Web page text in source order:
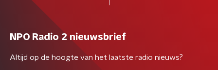
NPO Radio 2 nieuwsbrief
Altijd op de hoogte van het laatste radio nieuws?